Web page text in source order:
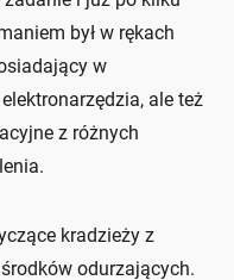
był w rękach
w
ale też
z różnych
kradzieży z
odurzających.